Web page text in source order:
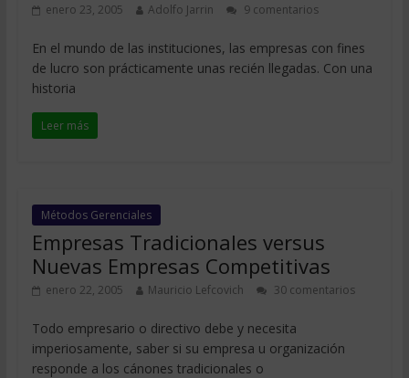
enero 23, 2005 Adolfo Jarrin 9 comentarios
En el mundo de las instituciones, las empresas con fines
de lucro son prácticamente unas recién llegadas. Con una
historia
Leer más
Métodos Gerenciales
Empresas Tradicionales versus
Nuevas Empresas Competitivas
enero 22, 2005 Mauricio Lefcovich 30 comentarios
Todo empresario o directivo debe y necesita
imperiosamente, saber si su empresa u organización
responde a los cánones tradicionales o